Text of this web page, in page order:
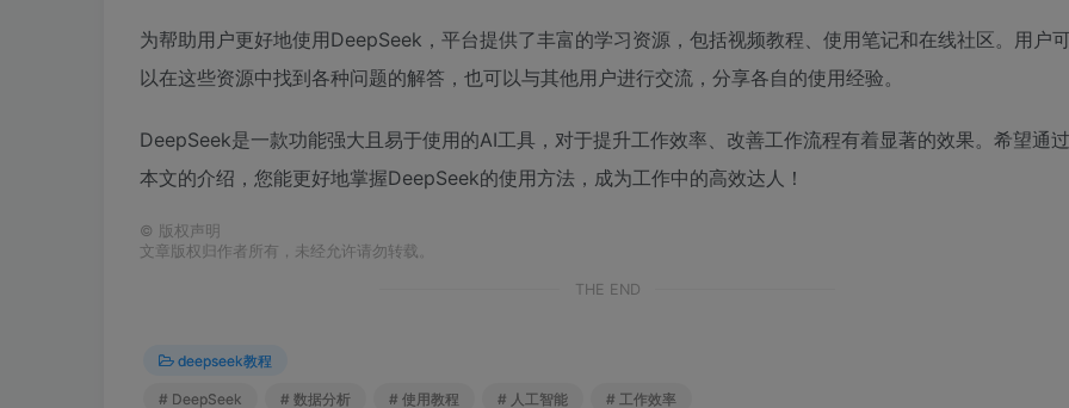
为帮助用户更好地使用DeepSeek，平台提供了丰富的学习资源，包括视频教程、使用笔记和在线社区。用户
以在这些资源中找到各种问题的解答，也可以与其他用户进行交流，分享各自的使用经验。
DeepSeek是一款功能强大且易于使用的AI工具，对于提升工作效率、改善工作流程有着显著的效果。希望通过
本文的介绍，您能更好地掌握DeepSeek的使用方法，成为工作中的高效达人！
© 版权声明
文章版权归作者所有，未经允许请勿转载。
THE END
deepseek教程
# DeepSeek # 数据分析 # 使用教程 # 人工智能 # 工作效率